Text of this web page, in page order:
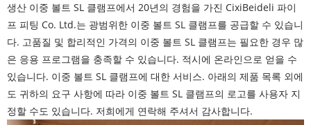
생산 이중 볼트 SL 클램프에서 20년의 경험을 가진 CixiBeideli 파이
프 피팅 Co. Ltd.는 광범위한 이중 볼트 SL 클램프를 공급할 수 있습니
다. 고품질 및 합리적인 가격의 이중 볼트 SL 클램프는 필요한 경우 많
은 응용 프로그램을 충족할 수 있습니다. 적시에 온라인으로 얻을 수
있습니다. 이중 볼트 SL 클램프에 대한 서비스. 아래의 제품 목록 외에
도 귀하의 요구 사항에 따라 이중 볼트 SL 클램프의 로고를 사용자 지
정할 수도 있습니다. 저희에게 연락해 주셔서 감사합니다.